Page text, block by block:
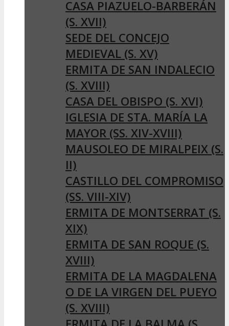
CASA PIAZUELO-BARBERÁN
(S. XVII)
SEDE DEL CONCEJO
MEDIEVAL (S. XV)
ERMITA DE SAN INDALECIO
(S. XVIII)
CASA DEL OBISPO (S. XVI)
IGLESIA DE STA. MARÍA LA
MAYOR (SS. XIV-XVIII)
MAUSOLEO DE MIRALPEIX (S.
II)
CASTILLO DEL COMPROMISO
(SS. VIII-XIV)
ERMITA DE MONTSERRAT (S.
XIX)
ERMITA DE SAN ROQUE (S.
XVIII)
ERMITA DE LA MAGDALENA
O DE LA VIRGEN DEL PUEYO
(S. XVIII)